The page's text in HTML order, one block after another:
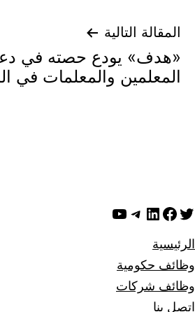
المقالة التالية
«هدف» يودع حصته في
المعلمين والمعلمات في
تويترفيسبوك
لينكد إن تيليجرام
يوتيوب
الرئيسية
وظائف حكومية
وظائف شركات
اتصل بنا